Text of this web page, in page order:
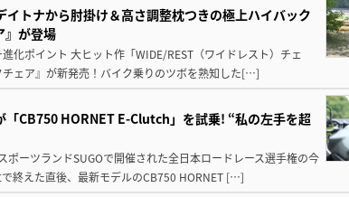
イトナから肘掛け＆高さ調整枕つきの極上ハイバック
』が登場
化ポイント 大ヒット作「WIDE/REST（ワイドレスト）チェ
ェア』が新発売！バイク乗りのツボを熟知した[…]
「CB750 HORNET E-Clutch」を試乗! “私の左手を超
ーツランドSUGOで開催された全日本ロードレース選手権の今
終えた直後、最新モデルのCB750 HORNET […]